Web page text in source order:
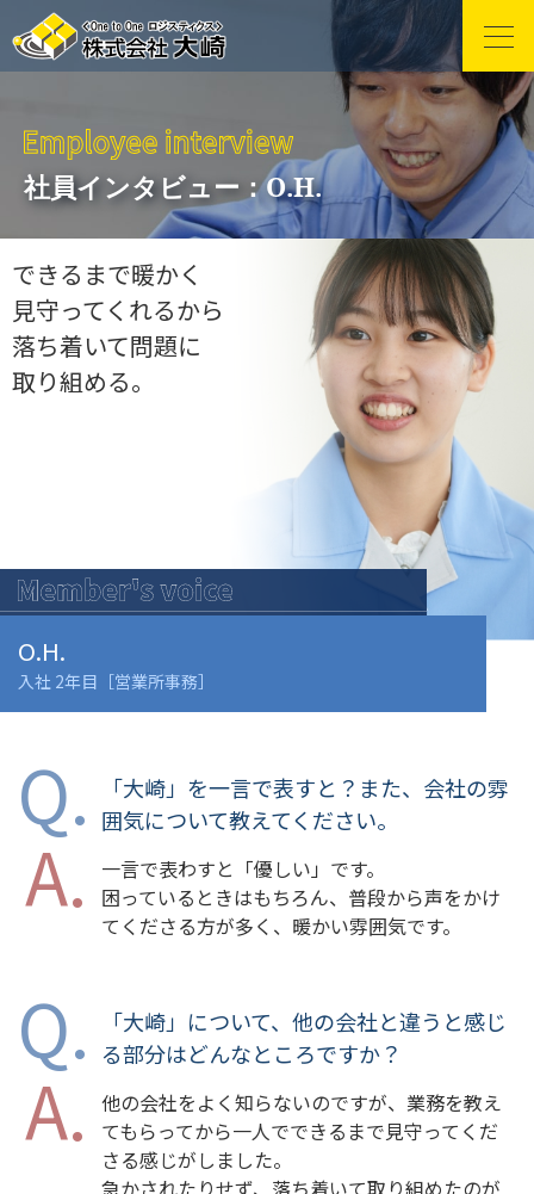
社員インタビュー：O.H.
O.H.
入社 2年目［営業所事務］
できるまで暖かく
見守ってくれるから
落ち着いて問題に
取り組める。
「大崎」を一言で表すと？また、会社の雰
囲気について教えてください。
一言で表わすと「優しい」です。
困っているときはもちろん、普段から声をかけ
てくださる方が多く、暖かい雰囲気です。
「大崎」について、他の会社と違うと感じ
る部分はどんなところですか？
他の会社をよく知らないのですが、業務を教え
てもらってから一人でできるまで見守ってくだ
さる感じがしました。
急かされたりせず、落ち着いて取り組めたのが